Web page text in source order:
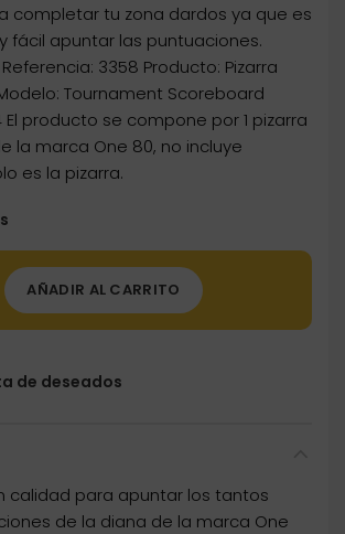
completar tu zona dardos ya que es
fácil apuntar las puntuaciones.
3358 Producto: Pizarra
Tournament Scoreboard
El producto se compone por 1 pizarra
la marca One 80, no incluye
es la pizarra.
AÑADIR AL CARRITO
de deseados
calidad para apuntar los tantos
de la diana de la marca One